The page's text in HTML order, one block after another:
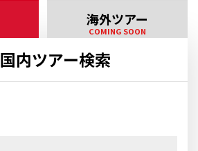
海外ツアー
COMING SOON
国内ツアー検索